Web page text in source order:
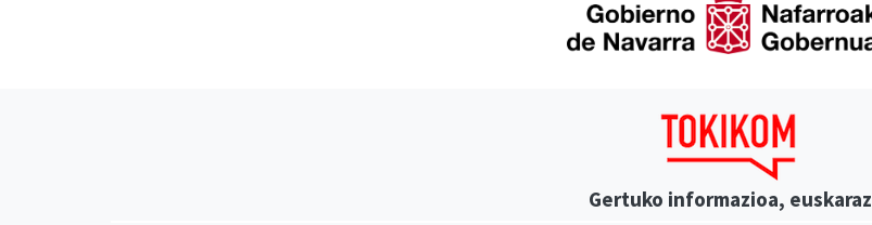
Gertuko informazioa, euskaraz